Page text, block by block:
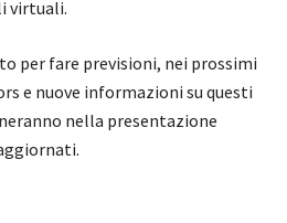
virtuali.
per fare previsioni, nei prossimi
e nuove informazioni su questi
nella presentazione